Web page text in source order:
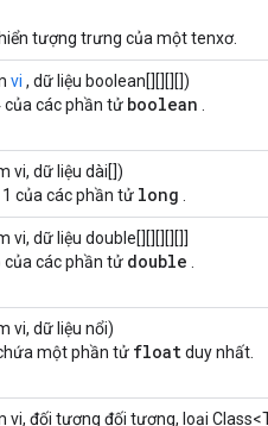
tượng trưng của một tenxơ.
vi , dữ liệu boolean[][][][])
của các phần tử boolean
vi, dữ liệu dài[])
của các phần tử long
vi, dữ liệu double[][][][][]]
của các phần tử double
vi, dữ liệu nổi)
một phần tử floatduy nhất.
vi, đối tượng đối tượng, loại